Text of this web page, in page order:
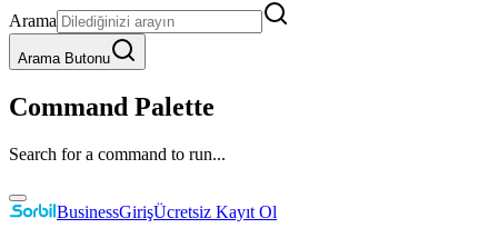
Arama
Arama Butonu
Command Palette
Search for a command to run...
BusinessGirişÜcretsiz Kayıt Ol